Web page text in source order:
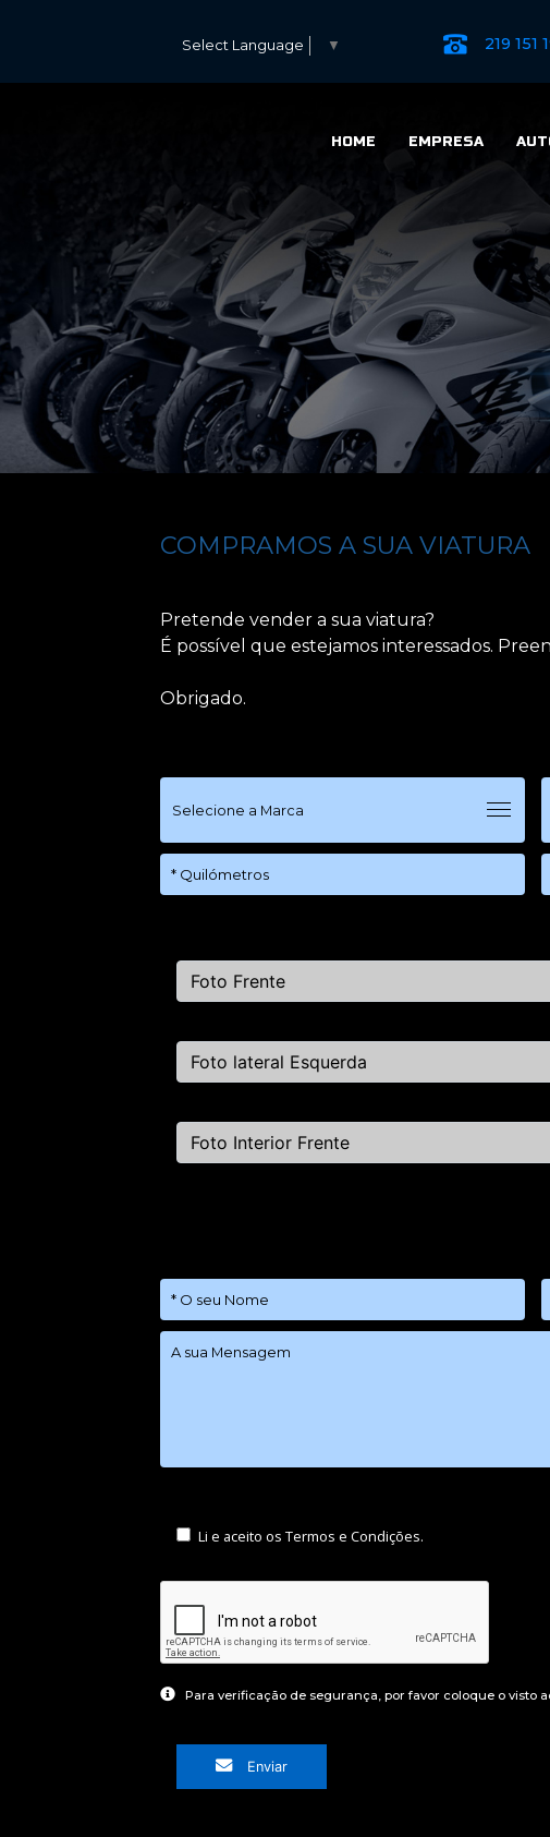
Select Language ▼ 219 151
EMPRESA
HOME
COMPRAMOS A SUA VIATURA
Pretende vender a sua viatura?
É possível que estejamos interessados.
Obrigado.
Foto Frente
Foto lateral Esquerda
Foto Interior Frente
Li e aceito os Termos e Condições.
Para verificação de segurança, por favor coloque o visto
Enviar